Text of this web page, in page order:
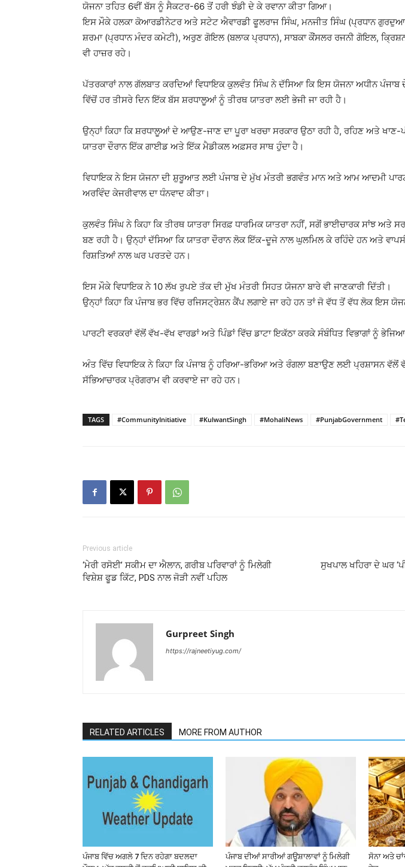
ਯੋਜਨਾ ਤਹਿਤ 6ਵੀਂ ਬੱਸ ਨੂੰ ਸੈਕਟਰ-66 ਤੋਂ ਹਰੀ ਝੰਡੀ ਦੇ ਕੇ ਰਵਾਨਾ ਕੀਤਾ ਗਿਆ।
ਇਸ ਮੌਕੇ ਹਲਕਾ ਕੋਆਰਡੀਨੇਟਰ ਅਤੇ ਸਟੇਟ ਐਵਾਰਡੀ ਫੂਲਰਾਜ ਸਿੰਘ, ਮਨਜੀਤ ਸਿੰਘ (ਪ੍ਰਧਾਨ
ਸ਼ਰਮਾ (ਪ੍ਰਧਾਨ ਮੰਦਰ ਕਮੇਟੀ), ਅਰੁਣ ਗੋਇਲ (ਬਲਾਕ ਪ੍ਰਧਾਨ), ਸਾਬਕਾ ਕੌਂਸਲਰ ਰਜਨੀ ਗੋਇਲ,
ਵੀ ਹਾਜ਼ਰ ਰਹੇ।
ਪੱਤਰਕਾਰਾਂ ਨਾਲ ਗੱਲਬਾਤ ਕਰਦਿਆਂ ਵਿਧਾਇਕ ਕੁਲਵੰਤ ਸਿੰਘ ਨੇ ਦੱਸਿਆ ਕਿ ਇਸ ਯੋਜਨਾ ਅਧੀਨ ਪੰਜਾਬ
ਵਿੱਚੋਂ ਹਰ ਤੀਸਰੇ ਦਿਨ ਇੱਕ ਬੱਸ ਸ਼ਰਧਾਲੂਆਂ ਨੂੰ ਤੀਰਥ ਯਾਤਰਾ ਲਈ ਭੇਜੀ ਜਾ ਰਹੀ ਹੈ।
ਉਨ੍ਹਾਂ ਕਿਹਾ ਕਿ ਸ਼ਰਧਾਲੂਆਂ ਦੇ ਆਉਣ-ਜਾਣ ਦਾ ਪੂਰਾ ਖਰਚਾ ਸਰਕਾਰ ਉਠਾ ਰਹੀ ਹੈ, ਰਹਿਣ ਅਤੇ ਖਾਣ-
ਯਾਤਰਾ ਦੌਰਾਨ ਇੱਕ ਗਾਈਡ ਅਤੇ ਇੱਕ ਮੈਡੀਕਲ ਅਫ਼ਸਰ ਸਾਥ ਹੁੰਦਾ ਹੈ।
ਵਿਧਾਇਕ ਨੇ ਇਸ ਯੋਜਨਾ ਦੀ ਸ਼ੁਰੂਆਤ ਲਈ ਪੰਜਾਬ ਦੇ ਮੁੱਖ ਮੰਤਰੀ ਭਗਵੰਤ ਮਾਨ ਅਤੇ ਆਮ ਆਦਮੀ
ਅਰਵਿੰਦ ਕੇਜਰੀਵਾਲ ਦਾ ਧੰਨਵਾਦ ਕੀਤਾ।
ਕੁਲਵੰਤ ਸਿੰਘ ਨੇ ਕਿਹਾ ਕਿ ਤੀਰਥ ਯਾਤਰਾ ਸਿਰਫ਼ ਧਾਰਮਿਕ ਯਾਤਰਾ ਨਹੀਂ, ਸਗੋਂ ਭਾਈਚਾਰਕ ਸਾਂਝ ਅਤੇ
ਬਣ ਰਹੀ ਹੈ। ਉਨ੍ਹਾਂ ਦੱਸਿਆ ਕਿ ਯਾਤਰਾ ਦੌਰਾਨ ਲੋਕ ਇੱਕ-ਦੂਜੇ ਨਾਲ ਘੁਲਮਿਲ ਕੇ ਰਹਿੰਦੇ ਹਨ ਅਤੇ
ਰਿਸ਼ਤਿਆਂ ਨਾਲ ਘਰ ਪਰਤਦੇ ਹਨ।
ਇਸ ਮੌਕੇ ਵਿਧਾਇਕ ਨੇ 10 ਲੱਖ ਰੁਪਏ ਤੱਕ ਦੀ ਮੁੱਖ ਮੰਤਰੀ ਸਿਹਤ ਯੋਜਨਾ ਬਾਰੇ ਵੀ ਜਾਣਕਾਰੀ ਦਿੱਤੀ।
ਉਨ੍ਹਾਂ ਕਿਹਾ ਕਿ ਪੰਜਾਬ ਭਰ ਵਿੱਚ ਰਜਿਸਟ੍ਰੇਸ਼ਨ ਕੈਂਪ ਲਗਾਏ ਜਾ ਰਹੇ ਹਨ ਤਾਂ ਜੋ ਵੱਧ ਤੋਂ ਵੱਧ ਲੋਕ ਇਸ
ਪਾਰਟੀ ਵਰਕਰਾਂ ਵੱਲੋਂ ਵੱਖ-ਵੱਖ ਵਾਰਡਾਂ ਅਤੇ ਪਿੰਡਾਂ ਵਿੱਚ ਡਾਟਾ ਇਕੱਠਾ ਕਰਕੇ ਸੰਬੰਧਿਤ ਵਿਭਾਗਾਂ ਨੂੰ ਭੇਜਿਆ
ਅੰਤ ਵਿੱਚ ਵਿਧਾਇਕ ਨੇ ਕਿਹਾ ਕਿ ਪੰਜਾਬ ਨੂੰ ਹਰਿਆ-ਭਰਿਆ ਅਤੇ ਰੰਗਲਾ ਬਣਾਉਣ ਲਈ ਪ੍ਰਸ਼ਾਸਨ ਵੱਲੋਂ
ਸੱਭਿਆਚਾਰਕ ਪ੍ਰੋਗਰਾਮ ਵੀ ਕਰਵਾਏ ਜਾ ਰਹੇ ਹਨ।
TAGS #CommunityInitiative #KulwantSingh #MohaliNews #PunjabGovernment
Previous article
‘ਮੇਰੀ ਰਸੋਈ’ ਸਕੀਮ ਦਾ ਐਲਾਨ, ਗਰੀਬ ਪਰਿਵਾਰਾਂ ਨੂੰ ਮਿਲੇਗੀ
ਵਿਸ਼ੇਸ਼ ਫੂਡ ਕਿੱਟ, PDS ਨਾਲ ਜੋੜੀ ਨਵੀਂ ਪਹਿਲ
ਸੁਖਪਾਲ ਖਹਿਰਾ ਦੇ ਘਰ
Gurpreet Singh
https://rajneetiyug.com/
RELATED ARTICLES MORE FROM AUTHOR
ਪੰਜਾਬ ਵਿੱਚ ਅਗਲੇ 7 ਦਿਨ ਰਹੇਗਾ ਬਦਲਦਾ
ਪੰਜਾਬ ਦੀਆਂ ਸਾਰੀਆਂ ਗਊਸ਼ਾਲਾਵਾਂ ਨੂੰ ਮਿਲੇਗੀ
ਸੋਨਾ ਅਤੇ